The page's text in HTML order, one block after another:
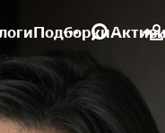
Подборки